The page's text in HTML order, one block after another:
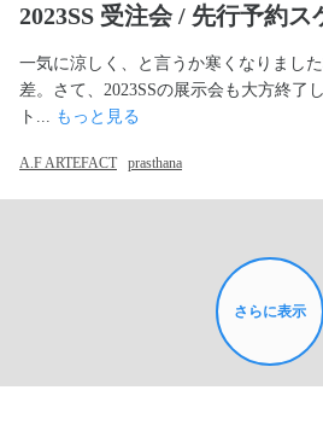
2023SS 受注会 / 先行予約ス
一気に涼しく、と言うか寒くなりまし
差。さて、2023SSの展示会も大方終了
ト...
もっと見る
A.F ARTEFACT prasthana
さらに表示